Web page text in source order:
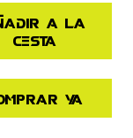
a la
cesta
ya